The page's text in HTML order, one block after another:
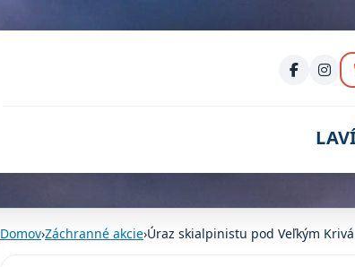
Domov›Záchranné akcie›Úraz skialpinistu pod Veľkým